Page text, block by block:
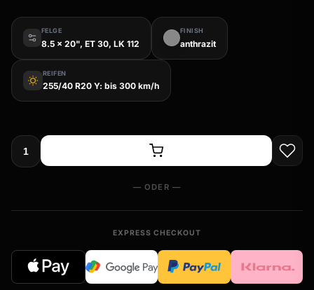
FELGE
8.5 x 20", ET 30, LK 112
FINISH
anthrazit
wb_sunny
REIFEN
255/40 R20 Y: bis 300 km/h
— ODER —
EXPRESS CHECKOUT